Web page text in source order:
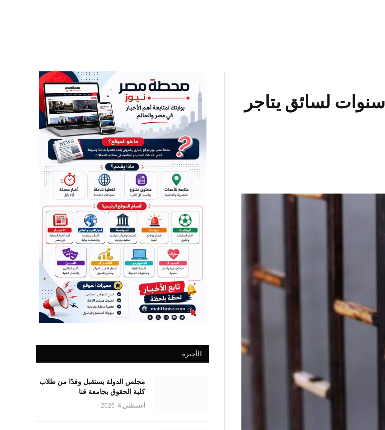
من التوك توك للسجن.. المشدد 10 سنوات لسائق يتاجر
الأخيرة
مجلس الدولة يستقبل وفدًا من طلاب
كلية الحقوق بجامعة قنا
أغسطس 4, 2026